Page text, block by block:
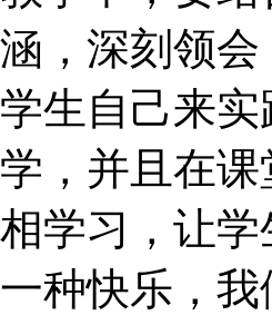
，深刻领
生自己来
，并且在
学习，让
种快乐，